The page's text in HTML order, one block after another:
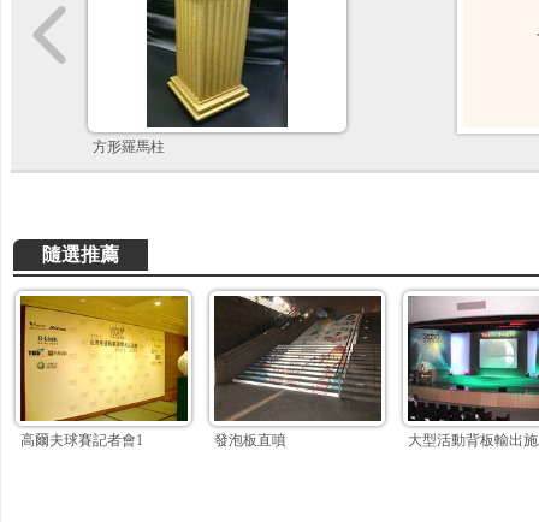
方形羅馬柱
隨選推薦
高爾夫球賽記者會1 發泡板直噴 大型活動背板輸出